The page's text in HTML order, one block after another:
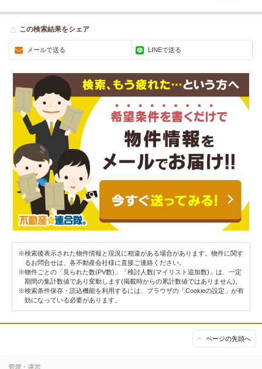
この検索結果をシェア
メールで送る LINEで送る
※検索後表示された物件情報と現況に相違がある場合があります。物件に関す
るお問合せは、各不動産会社様に直接ご連絡ください。
※物件ごとの「見られた数(PV数)」「検討人数(マイリスト追加数)」は、一定
期間の集計数値であり変動します(掲載時からの累計数値ではありません)。
※検索条件保存・読込機能を利用するには、ブラウザの「Cookieの設定」が有
効になっている必要があります。
ページの先頭へ